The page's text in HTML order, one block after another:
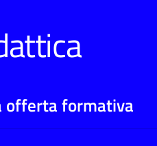
offerta formativa